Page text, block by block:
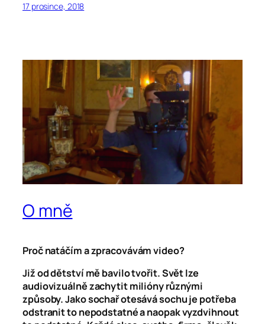
17 prosince, 2018
O mně
Proč natáčím a zpracovávám video?
Již od dětství mě bavilo tvořit. Svět lze
audiovizuálně zachytit milióny různými
způsoby. Jako sochař otesává sochu je potřeba
odstranit to nepodstatné a naopak vyzdvihnout